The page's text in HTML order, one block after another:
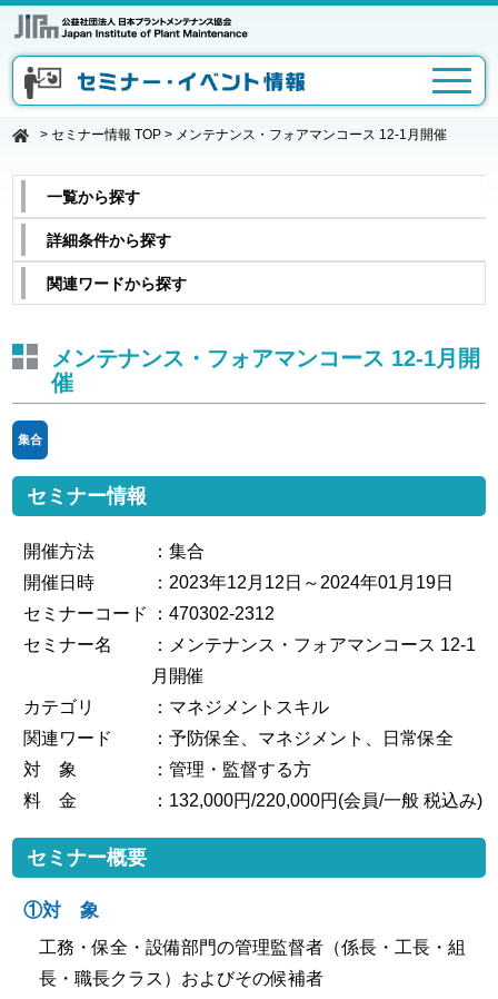
>セミナー情報 TOP > メンテナンス・フォアマンコース 12-1月開催
一覧から探す
詳細条件から探す
関連ワードから探す
メンテナンス・フォアマンコース 12-1月開
催
集合
セミナー情報
開催方法
：集合
開催日時
：2023年12月12日～2024年01月19日
セミナーコード
：470302-2312
セミナー名
：メンテナンス・フォアマンコース 12-1
月開催
カテゴリ
：マネジメントスキル
関連ワード
：予防保全、マネジメント、日常保全
対 象
：管理・監督する方
料 金
：132,000円/220,000円(会員/一般 税込み)
セミナー概要
①対 象
工務・保全・設備部門の管理監督者（係長・工長・組
長・職長クラス）およびその候補者